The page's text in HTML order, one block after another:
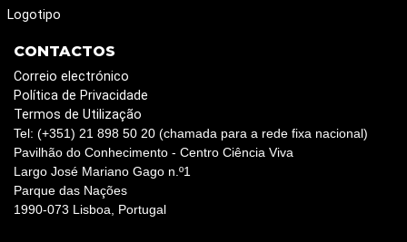
Logotipo
CONTACTOS
Correio electrónico
Política de Privacidade
Termos de Utilização
Tel: (+351) 21 898 50 20 (chamada para a rede fixa nacional)
Pavilhão do Conhecimento - Centro Ciência Viva
Largo José Mariano Gago n.º1
Parque das Nações
1990-073 Lisboa, Portugal